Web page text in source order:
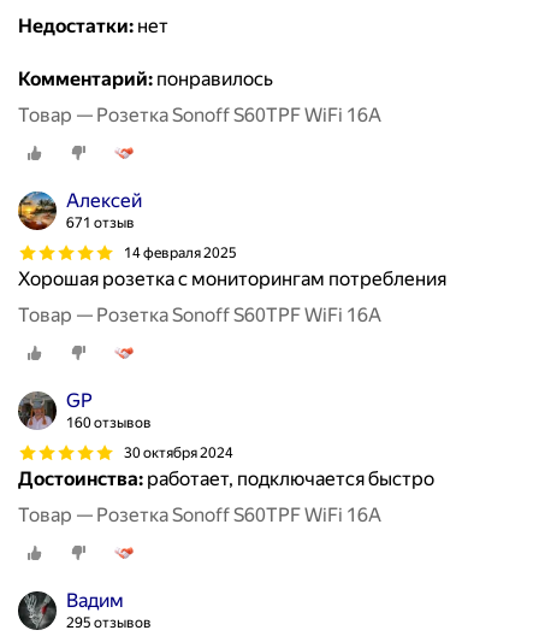
Недостатки: нет
Комментарий: понравилось
Товар — Розетка Sonoff S60TPF WiFi 16A
Алексей
671 отзыв
14 февраля 2025
Хорошая розетка с мониторингам потребления
Товар — Розетка Sonoff S60TPF WiFi 16A
GP
160 отзывов
30 октября 2024
Достоинства: работает, подключается быстро
Товар — Розетка Sonoff S60TPF WiFi 16A
Вадим
295 отзывов